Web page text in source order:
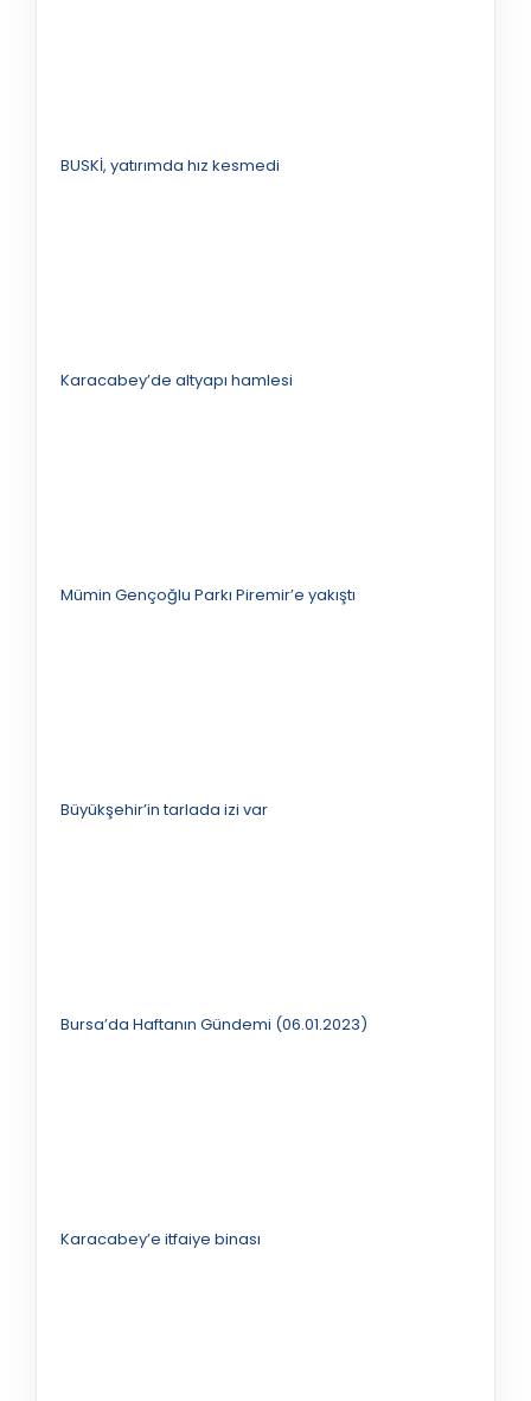
BUSKİ, yatırımda hız kesmedi
Karacabey’de altyapı hamlesi
Mümin Gençoğlu Parkı Piremir’e yakıştı
Büyükşehir’in tarlada izi var
Bursa’da Haftanın Gündemi (06.01.2023)
Karacabey’e itfaiye binası